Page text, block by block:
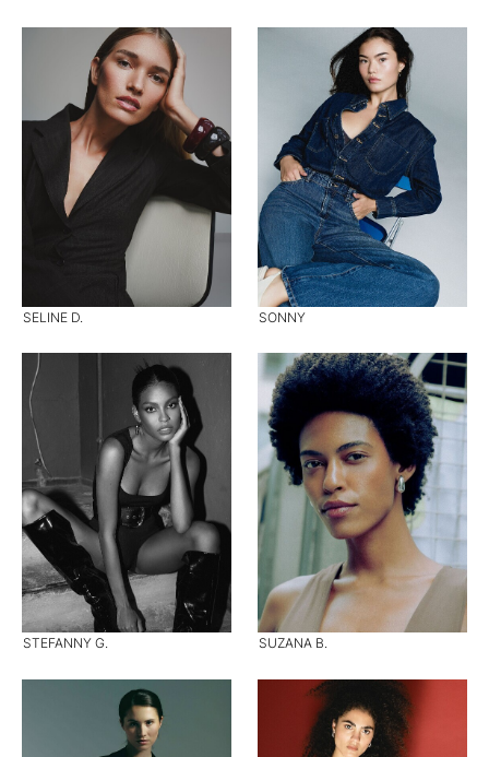
SELINE D. SONNY
STEFANNY G. SUZANA B.